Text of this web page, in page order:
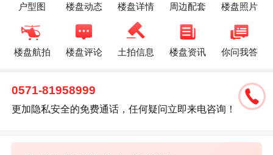
户型图 楼盘动态 楼盘详情 周边配套 楼盘照片
楼盘航拍 楼盘评论 土拍信息 楼盘资讯 你问我答
0571-81958999
更加隐私安全的免费通话，任何疑问立即来电咨询！